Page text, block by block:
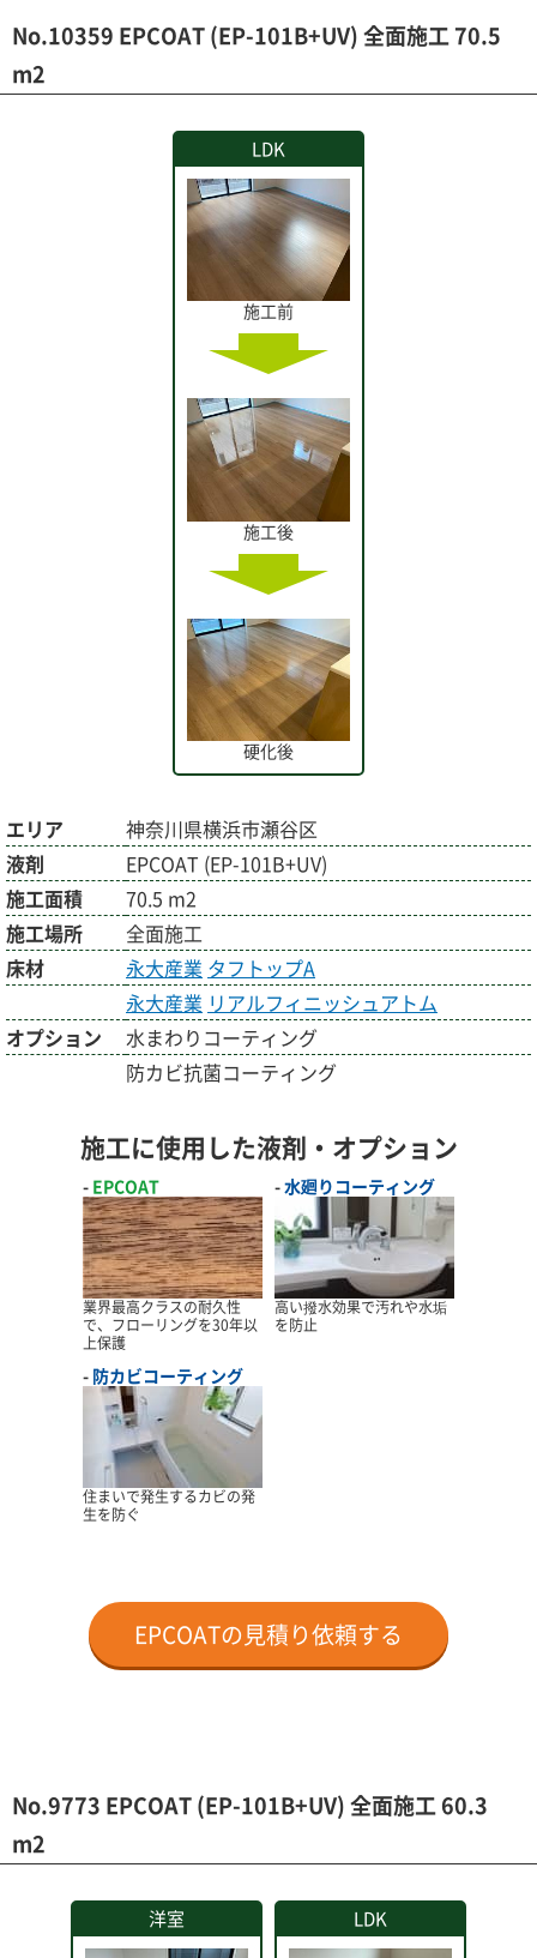
No.10359 EPCOAT (EP-101B+UV) 全面施工 70.5
m2
LDK
施工前
施工後
硬化後
エリア
神奈川県横浜市瀬谷区
液剤
EPCOAT (EP-101B+UV)
施工面積
70.5 m2
施工場所
全面施工
床材
永大産業 タフトップA
永大産業 リアルフィニッシュアトム
オプション
水まわりコーティング
防カビ抗菌コーティング
施工に使用した液剤・オプション
EPCOAT
業界最高クラスの耐久性
で、フローリングを30年以
上保護
水廻りコーティング
高い撥水効果で汚れや水垢
を防止
防カビコーティング
住まいで発生するカビの発
生を防ぐ
EPCOATの見積り依頼する
No.9773 EPCOAT (EP-101B+UV) 全面施工 60.3
m2
洋室 LDK